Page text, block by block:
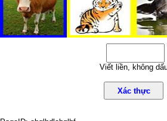
Viết liền, không
Xác thực